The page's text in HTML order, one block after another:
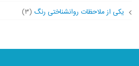
یکی از ملاحظات روانشناختی رنگ (۳)